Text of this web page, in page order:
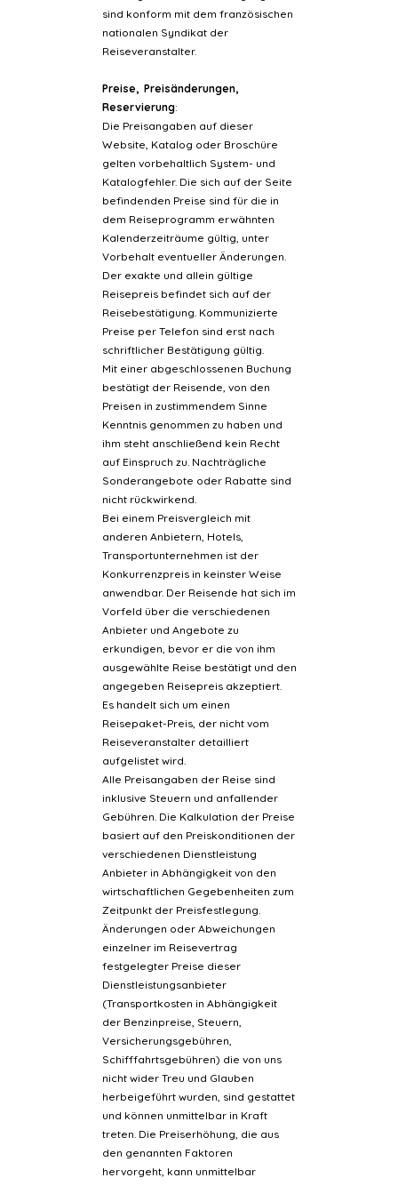
sind konform mit dem französischen
nationalen Syndikat der
Reiseveranstalter.
Preise, Preisänderungen,
Reservierung:
Die Preisangaben auf dieser
Website, Katalog oder Broschüre
gelten vorbehaltlich System- und
Katalogfehler. Die sich auf der Seite
befindenden Preise sind für die in
dem Reiseprogramm erwähnten
Kalenderzeiträume gültig, unter
Vorbehalt eventueller Änderungen.
Der exakte und allein gültige
Reisepreis befindet sich auf der
Reisebestätigung. Kommunizierte
Preise per Telefon sind erst nach
schriftlicher Bestätigung gültig.
Mit einer abgeschlossenen Buchung
bestätigt der Reisende, von den
Preisen in zustimmendem Sinne
Kenntnis genommen zu haben und
ihm steht anschließend kein Recht
auf Einspruch zu. Nachträgliche
Sonderangebote oder Rabatte sind
nicht rückwirkend.
Bei einem Preisvergleich mit
anderen Anbietern, Hotels,
Transportunternehmen ist der
Konkurrenzpreis in keinster Weise
anwendbar. Der Reisende hat sich im
Vorfeld über die verschiedenen
Anbieter und Angebote zu
erkundigen, bevor er die von ihm
ausgewählte Reise bestätigt und den
angegeben Reisepreis akzeptiert.
Es handelt sich um einen
Reisepaket-Preis, der nicht vom
Reiseveranstalter detailliert
aufgelistet wird.
Alle Preisangaben der Reise sind
inklusive Steuern und anfallender
Gebühren. Die Kalkulation der Preise
basiert auf den Preiskonditionen der
verschiedenen Dienstleistung
Anbieter in Abhängigkeit von den
wirtschaftlichen Gegebenheiten zum
Zeitpunkt der Preisfestlegung.
Änderungen oder Abweichungen
einzelner im Reisevertrag
festgelegter Preise dieser
Dienstleistungsanbieter
(Transportkosten in Abhängigkeit
der Benzinpreise, Steuern,
Versicherungsgebühren,
Schifffahrtsgebühren) die von uns
nicht wider Treu und Glauben
herbeigeführt wurden, sind gestattet
und können unmittelbar in Kraft
treten. Die Preiserhöhung, die aus
den genannten Faktoren
hervorgeht, kann unmittelbar